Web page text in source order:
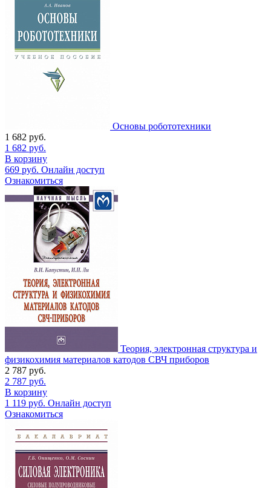
Основы робототехники
1 682 руб.
1 682 руб.
В корзину
669 руб. Онлайн доступ
Ознакомиться
Теория, электронная структура и
физикохимия материалов катодов СВЧ приборов
2 787 руб.
2 787 руб.
В корзину
1 119 руб. Онлайн доступ
Ознакомиться